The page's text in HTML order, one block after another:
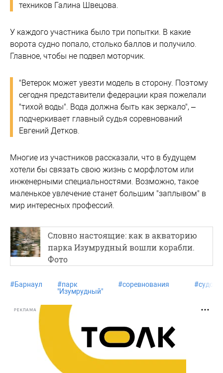
техников Галина Швецова.
У каждого участника было три попытки. В какие
ворота судно попало, столько баллов и получило.
Главное, чтобы не подвел моторчик.
"Ветерок может увезти модель в сторону. Поэтому
сегодня представители федерации края пожелали
"тихой воды". Вода должна быть как зеркало", –
подчеркивает главный судья соревнований
Евгений Детков.
Многие из участников рассказали, что в будущем
хотели бы связать свою жизнь с морфлотом или
инженерными специальностями. Возможно, такое
маленькое увлечение станет большим "заплывом" в
мир интересных профессий.
Словно настоящие: как в акваторию
парка Изумрудный вошли корабли.
Фото
#Барнаул #парк
"Изумрудный"
#соревнования #
РЕКЛАМА